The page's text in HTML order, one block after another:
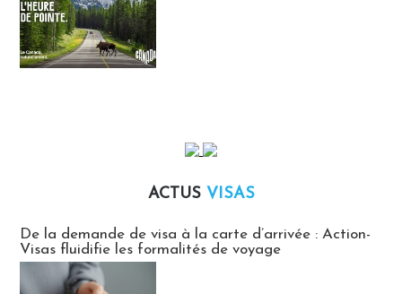
ACTUS VISAS
De la demande de visa à la carte d’arrivée : Action-
Visas fluidifie les formalités de voyage